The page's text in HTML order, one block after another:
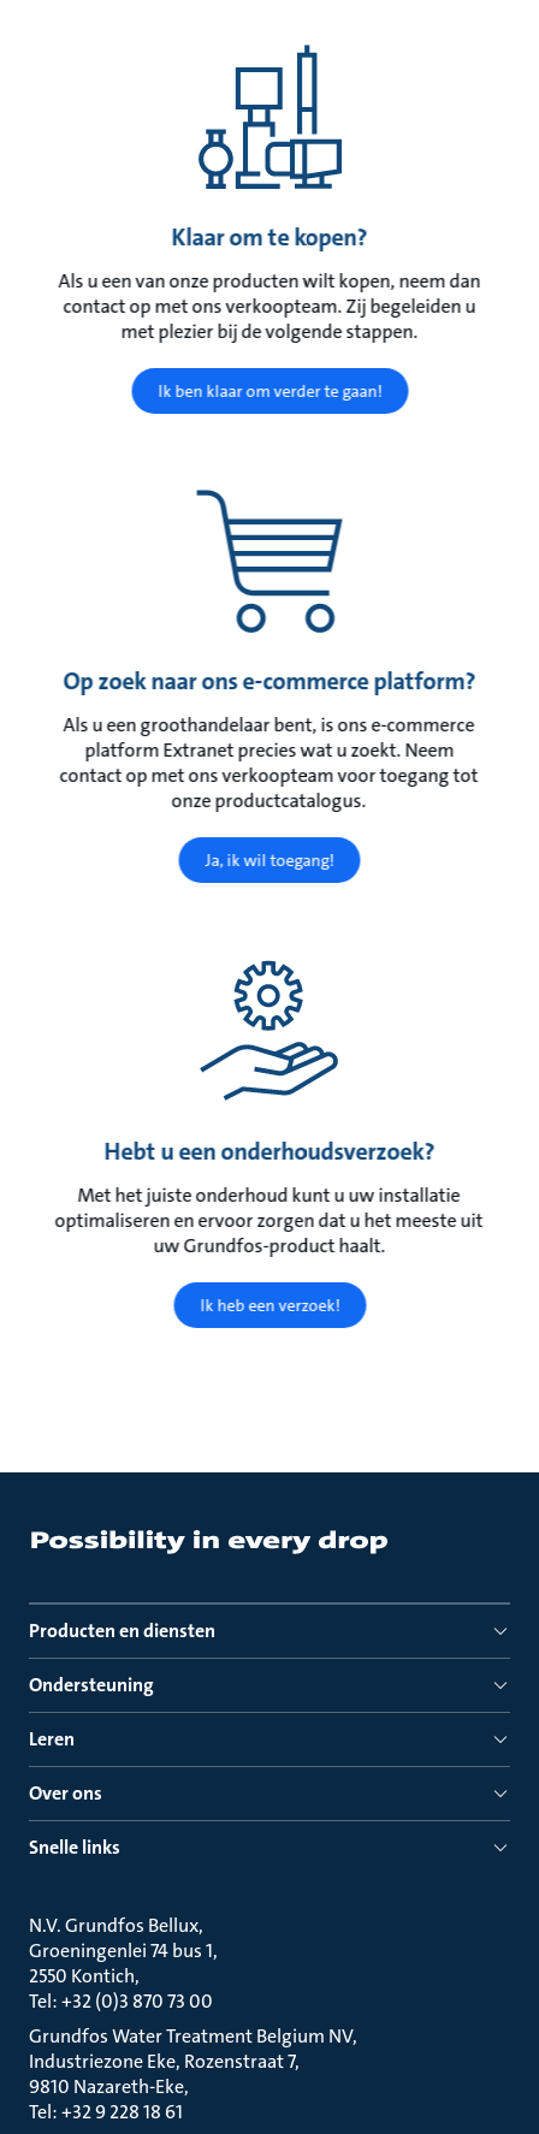
Klaar om te kopen?
Als u een van onze producten wilt kopen, neem dan
contact op met ons verkoopteam. Zij begeleiden u
met plezier bij de volgende stappen.
Ik ben klaar om verder te gaan!
Op zoek naar ons e-commerce platform?
Als u een groothandelaar bent, is ons e-commerce
platform Extranet precies wat u zoekt. Neem
contact op met ons verkoopteam voor toegang tot
onze productcatalogus.
Ja, ik wil toegang!
Hebt u een onderhoudsverzoek?
Met het juiste onderhoud kunt u uw installatie
optimaliseren en ervoor zorgen dat u het meeste uit
uw Grundfos-product haalt.
Ik heb een verzoek!
Producten en diensten
Ondersteuning
Leren
Over ons
Snelle links
N.V. Grundfos Bellux
Groeningenlei 74 bus 1
2550 Kontich
Tel: +32 (0)3 870 73 00
Grundfos Water Treatment Belgium NV
Industriezone Eke, Rozenstraat 7
9810 Nazareth-Eke
Tel: +32 9 228 18 61